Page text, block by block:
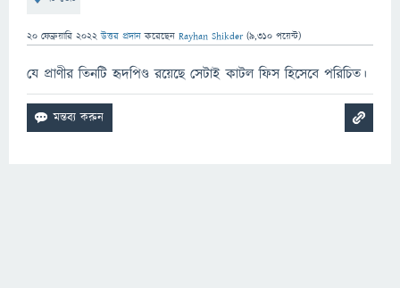
20 ফেব্রুয়ারি 2022 উত্তর প্রদান করেছেন Rayhan Shikder (9,310 পয়েন্ট)
যে প্রাণীর তিনটি হৃদপিণ্ড রয়েছে সেটাই কাটল ফিস হিসেবে পরিচিত।